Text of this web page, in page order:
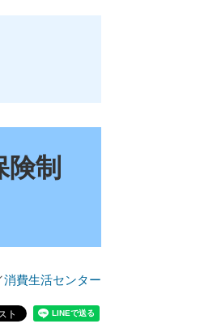
制
消費生活センター